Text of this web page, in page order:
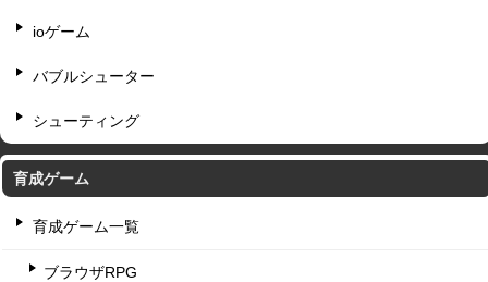
ioゲーム
バブルシューター
シューティング
育成ゲーム
育成ゲーム一覧
ブラウザRPG